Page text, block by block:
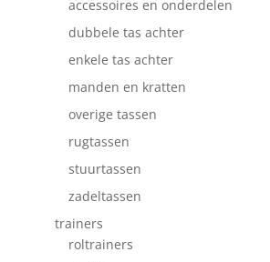
accessoires en onderdelen
dubbele tas achter
enkele tas achter
manden en kratten
overige tassen
rugtassen
stuurtassen
zadeltassen
trainers
roltrainers